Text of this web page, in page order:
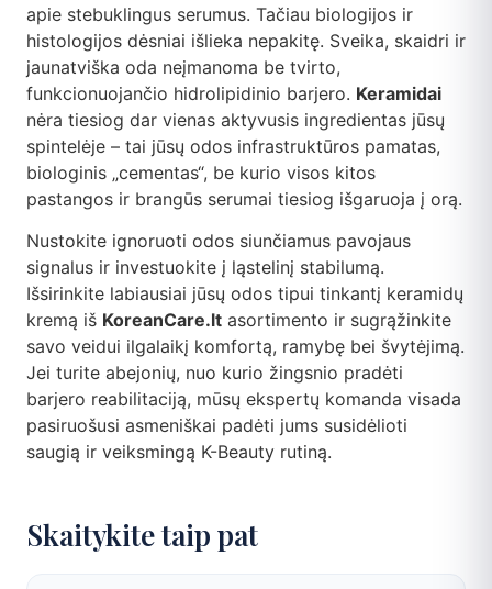
apie stebuklingus serumus. Tačiau biologijos ir
histologijos dėsniai išlieka nepakitę. Sveika, skaidri ir
jaunatviška oda neįmanoma be tvirto,
funkcionuojančio hidrolipidinio barjero. Keramidai
nėra tiesiog dar vienas aktyvusis ingredientas jūsų
spintelėje – tai jūsų odos infrastruktūros pamatas,
biologinis „cementas“, be kurio visos kitos
pastangos ir brangūs serumai tiesiog išgaruoja į orą.
Nustokite ignoruoti odos siunčiamus pavojaus
signalus ir investuokite į ląstelinį stabilumą.
Išsirinkite labiausiai jūsų odos tipui tinkantį keramidų
kremą iš KoreanCare.lt asortimento ir sugrąžinkite
savo veidui ilgalaikį komfortą, ramybę bei švytėjimą.
Jei turite abejonių, nuo kurio žingsnio pradėti
barjero reabilitaciją, mūsų ekspertų komanda visada
pasiruošusi asmeniškai padėti jums susidėlioti
saugią ir veiksmingą K-Beauty rutiną.
Skaitykite taip pat